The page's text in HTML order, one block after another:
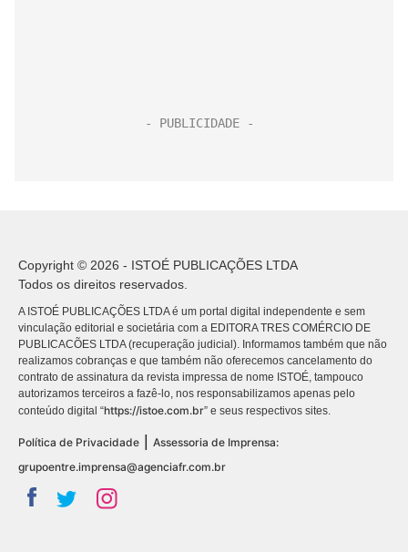
Copyright © 2026 - ISTOÉ PUBLICAÇÕES LTDA
Todos os direitos reservados.
A ISTOÉ PUBLICAÇÕES LTDA é um portal digital independente e sem
vinculação editorial e societária com a EDITORA TRES COMÉRCIO DE
PUBLICACÕES LTDA (recuperação judicial). Informamos também que não
realizamos cobranças e que também não oferecemos cancelamento do
contrato de assinatura da revista impressa de nome ISTOÉ, tampouco
autorizamos terceiros a fazê-lo, nos responsabilizamos apenas pelo
conteúdo digital “https://istoe.com.br” e seus respectivos sites.
Política de Privacidade
Assessoria de Imprensa:
grupoentre.imprensa@agenciafr.com.br